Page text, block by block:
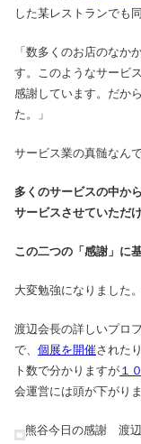
した某レストランでも
「数多くのお店のなか
す。このようなサービ
感謝しています。だか
た。」
サービス業の真髄なんで
多くのサービスの中か
サービスさせていただ
この二つの「感謝」に
大変勉強になりました
渡辺会長の詳しいプロ
で、 個展を開催された
ト数で分かりますが １
会運営には頭が下がり
熊谷今日の感謝 渡辺